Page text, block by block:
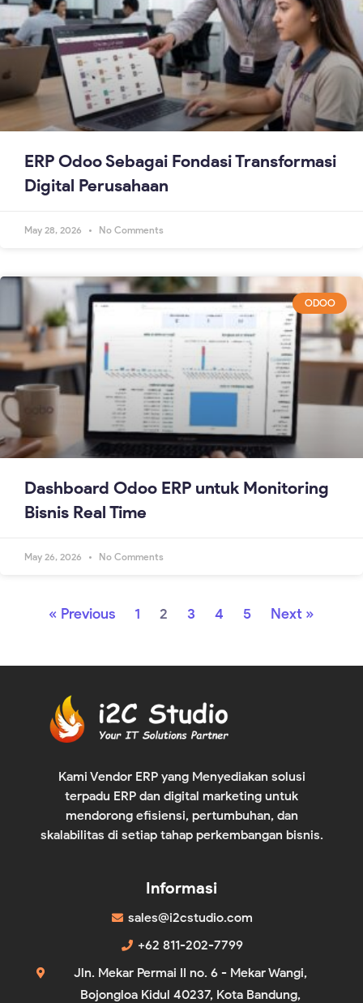
ERP Odoo Sebagai Fondasi Transformasi
Digital Perusahaan
May 28, 2026 No Comments
ODOO
Dashboard Odoo ERP untuk Monitoring
Bisnis Real Time
May 26, 2026 No Comments
« Previous 1 2 3 4 5 Next »
Kami Vendor ERP yang Menyediakan solusi
terpadu ERP dan digital marketing untuk
mendorong efisiensi, pertumbuhan, dan
skalabilitas di setiap tahap perkembangan bisnis.
Informasi
sales@i2cstudio.com
+62 811-202-7799
Jln. Mekar Permai II no. 6 - Mekar Wangi,
Bojongloa Kidul 40237, Kota Bandung,